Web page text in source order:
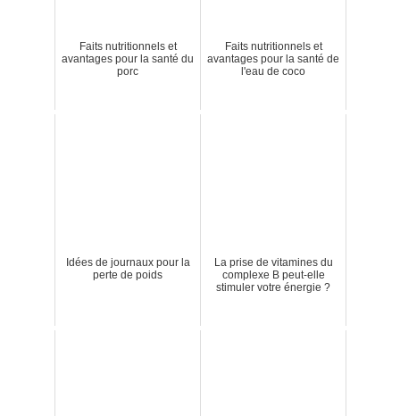
Faits nutritionnels et
avantages pour la santé du
porc
Faits nutritionnels et
avantages pour la santé de
l'eau de coco
Idées de journaux pour la
perte de poids
La prise de vitamines du
complexe B peut-elle
stimuler votre énergie ?